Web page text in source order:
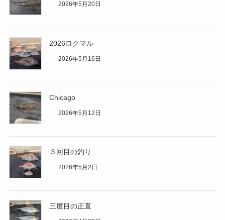
2026年5月20日
2026ロクマル
2026年5月16日
Chicago
2026年5月12日
３回目の釣り
2026年5月2日
三度目の正直